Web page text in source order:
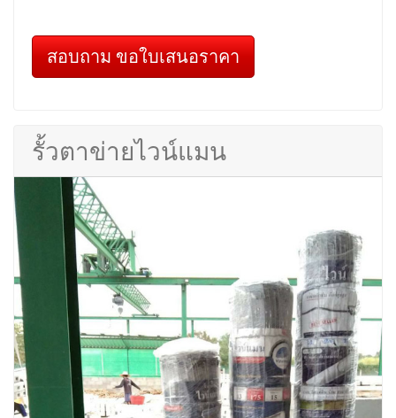
สอบถาม ขอใบเสนอราคา
รั้วตาข่ายไวน์แมน